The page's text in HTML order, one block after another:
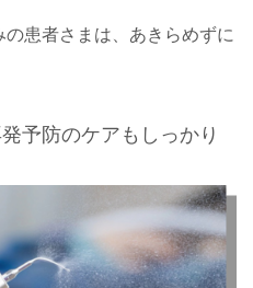
患者さまは、あきらめずに
予防のケアもしっかり